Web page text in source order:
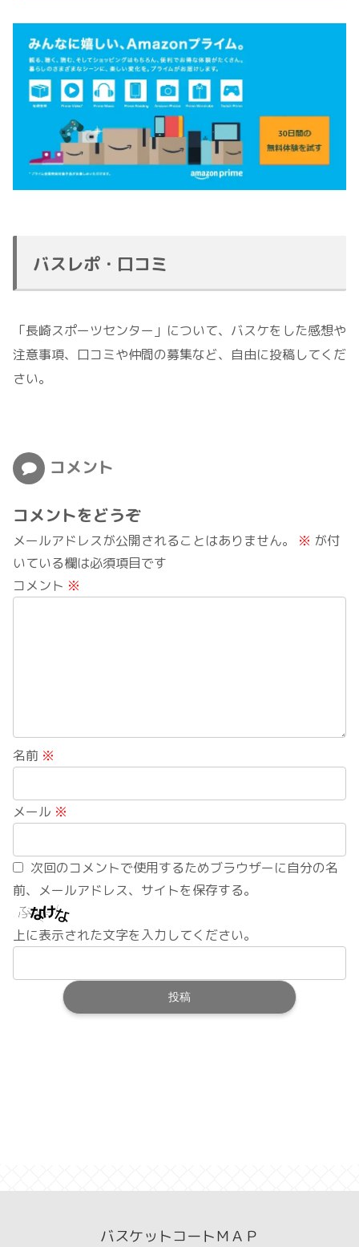
バスレポ・口コミ
「長崎スポーツセンター」について、バスケをした感想や
注意事項、口コミや仲間の募集など、自由に投稿してくだ
さい。
コメント
コメントをどうぞ
メールアドレスが公開されることはありません。 ※ が付
いている欄は必須項目です
コメント ※
名前 ※
メール ※
次回のコメントで使用するためブラウザーに自分の名
前、メールアドレス、サイトを保存する。
上に表示された文字を入力してください。
バスケットコートＭＡＰ